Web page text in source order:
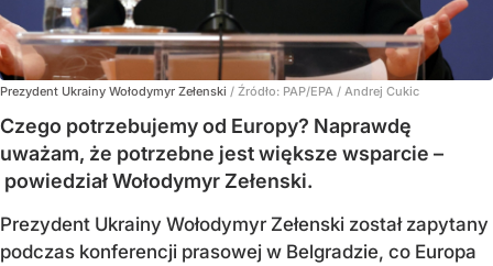
Prezydent Ukrainy Wołodymyr Zełenski / Źródło: PAP/EPA / Andrej Cukic
Czego potrzebujemy od Europy? Naprawdę
uważam, że potrzebne jest większe wsparcie –
powiedział Wołodymyr Zełenski.
Prezydent Ukrainy Wołodymyr Zełenski został zapytany
podczas konferencji prasowej w Belgradzie, co Europa